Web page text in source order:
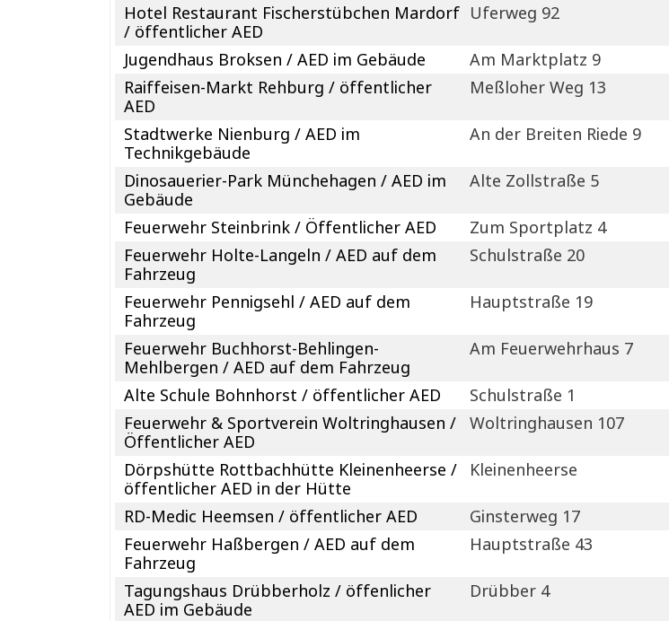
Hotel Restaurant Fischerstübchen Mardorf
/ öffentlicher AED
Uferweg 92
Jugendhaus Broksen / AED im Gebäude Am Marktplatz 9
Raiffeisen-Markt Rehburg / öffentlicher
AED
Meßloher Weg 13
Stadtwerke Nienburg / AED im
Technikgebäude
An der Breiten Riede 9
Dinosauerier-Park Münchehagen / AED im
Gebäude
Alte Zollstraße 5
Feuerwehr Steinbrink / Öffentlicher AED Zum Sportplatz 4
Feuerwehr Holte-Langeln / AED auf dem
Fahrzeug
Schulstraße 20
Feuerwehr Pennigsehl / AED auf dem
Fahrzeug
Hauptstraße 19
Feuerwehr Buchhorst-Behlingen-
Mehlbergen / AED auf dem Fahrzeug
Am Feuerwehrhaus 7
Alte Schule Bohnhorst / öffentlicher AED Schulstraße 1
Feuerwehr & Sportverein Woltringhausen /
Öffentlicher AED
Woltringhausen 107
Dörpshütte Rottbachhütte Kleinenheerse /
öffentlicher AED in der Hütte
Kleinenheerse
RD-Medic Heemsen / öffentlicher AED Ginsterweg 17
Feuerwehr Haßbergen / AED auf dem
Fahrzeug
Hauptstraße 43
Tagungshaus Drübberholz / öffenlicher
AED im Gebäude
Drübber 4